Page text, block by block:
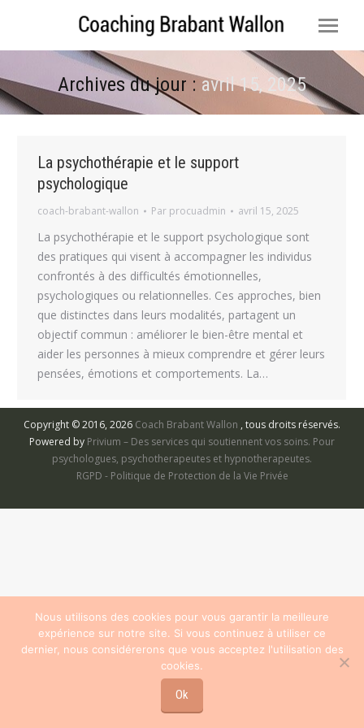
Archives du jour : avril 15, 2025
Vous êtes ici :
La psychothérapie et le support
psychologique
coach-brabant-wallon Par procuadmin avril 15, 2025
La psychothérapie et le support psychologique sont
des pratiques qui visent à accompagner les individus
confrontés à des difficultés émotionnelles,
psychologiques ou relationnelles. Ces approches, bien
que distinctes dans leurs modalités, partagent un
objectif commun : améliorer le bien-être mental et
aider les personnes à mieux comprendre et gérer leurs
pensées, émotions et comportements. La…
Copyright © 2016, 2026 Coach Brabant Wallon , tous droits réservés.
Powered by Privium – Des services qui soutiennent vos soins. Pour
psychologues, psychotherapeutes et hypnotherapeutes.
RGPD - Politique de Protection de la Vie Privée
Nous utilisons des cookies pour vous garantir la meilleure
expérience sur notre site. Si vous continuez à utiliser ce
dernier, nous considérerons que vous acceptez l'utilisation des
cookies.
Ok